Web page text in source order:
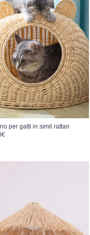
per gatti in simil rattan
€